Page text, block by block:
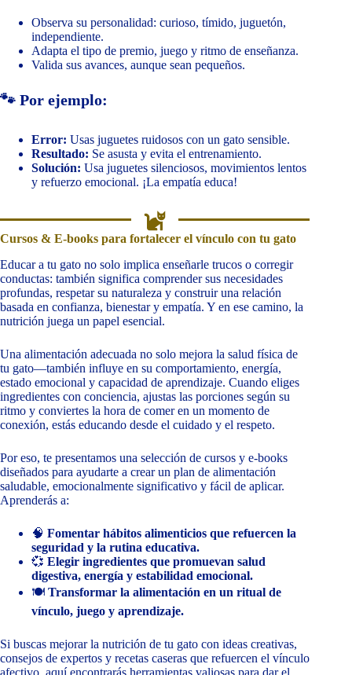
Observa su personalidad: curioso, tímido, juguetón,
independiente.
Adapta el tipo de premio, juego y ritmo de enseñanza.
Valida sus avances, aunque sean pequeños.
🐾 Por ejemplo:
Error: Usas juguetes ruidosos con un gato sensible.
Resultado: Se asusta y evita el entrenamiento.
Solución: Usa juguetes silenciosos, movimientos lentos
y refuerzo emocional. ¡La empatía educa!
Cursos & E-books para fortalecer el vínculo con tu gato
Educar a tu gato no solo implica enseñarle trucos o corregir
conductas: también significa comprender sus necesidades
profundas, respetar su naturaleza y construir una relación
basada en confianza, bienestar y empatía. Y en ese camino, la
nutrición juega un papel esencial.
Una alimentación adecuada no solo mejora la salud física de
tu gato—también influye en su comportamiento, energía,
estado emocional y capacidad de aprendizaje. Cuando eliges
ingredientes con conciencia, ajustas las porciones según su
ritmo y conviertes la hora de comer en un momento de
conexión, estás educando desde el cuidado y el respeto.
Por eso, te presentamos una selección de cursos y e-books
diseñados para ayudarte a crear un plan de alimentación
saludable, emocionalmente significativo y fácil de aplicar.
Aprenderás a:
🧠 Fomentar hábitos alimenticios que refuercen la
seguridad y la rutina educativa.
💞 Elegir ingredientes que promuevan salud
digestiva, energía y estabilidad emocional.
🍽️ Transformar la alimentación en un ritual de
vínculo, juego y aprendizaje.
Si buscas mejorar la nutrición de tu gato con ideas creativas,
consejos de expertos y recetas caseras que refuercen el vínculo
afectivo, aquí encontrarás herramientas valiosas para dar el